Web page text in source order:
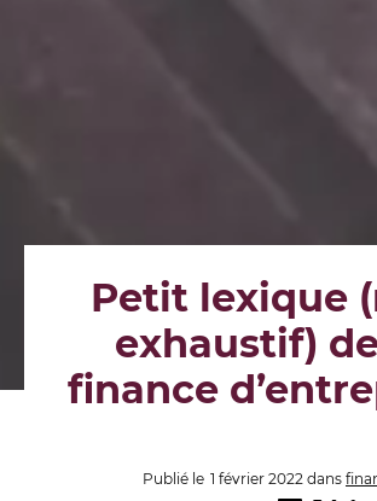
Petit lexique
exhaustif)
finance
Publié le 1 février 2022 dans